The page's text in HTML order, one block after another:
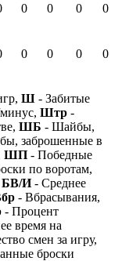
0 0 0 0
0 0 0 0
Ш - Забитые
Штр -
ШБ - Шайбы,
заброшенные в
ШП - Победные
по воротам,
БВ/И- Среднее
- Вбрасывания,
- Процент
время на
смен за игру,
броски